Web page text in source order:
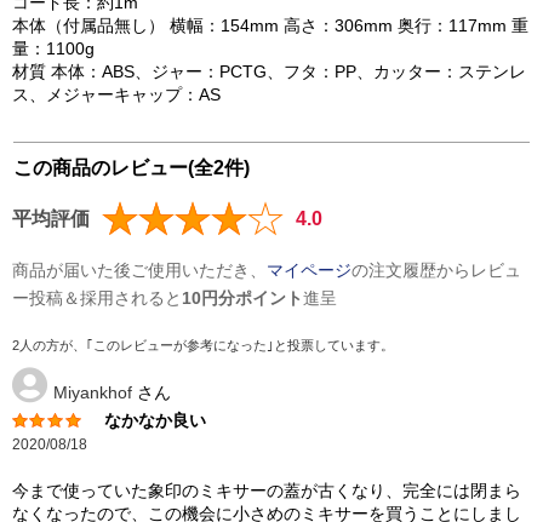
本体（付属品無し） 横幅：154mm 高さ：306mm 奥行：117mm 重
量：1100g
材質 本体：ABS、ジャー：PCTG、フタ：PP、カッター：ステンレ
ス、メジャーキャップ：AS
この商品のレビュー(全2件)
平均評価 4.0
商品が届いた後ご使用いただき、 マイページの注文履歴からレビュ
ー投稿＆採用されると 10円分ポイント進呈
2人の方が、｢このレビューが参考になった｣と投票しています。
Miyankhof さん
なかなか良い
2020/08/18
今まで使っていた象印のミキサーの蓋が古くなり、完全には閉まら
なくなったので、この機会に小さめのミキサーを買うことにしまし